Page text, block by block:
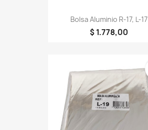
Bolsa Aluminio R-17, L-17
$ 1.778,00